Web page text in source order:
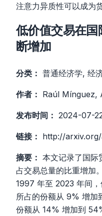
注意力异质性可以成为
低价值交易在
断增加
分类： 普通经济学, 经
作者： Raúl Mínguez,
发布时间： 2024-07-
链接： http://
摘要： 本文记录了国际
占交易总量的比重增加
1997 年至 2023 年间
所占的份额从 9% 增加
份额从 14% 增加到